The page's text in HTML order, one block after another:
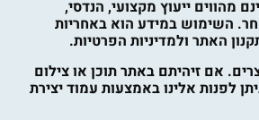
מהווים ייעוץ מקצועי, הנדסי,
השימוש במידע הוא באחריות
האתר ולמדיניות הפרטיות.
אם זיהיתם באתר תוכן או צילום
לפנות אלינו באמצעות עמוד יצירת